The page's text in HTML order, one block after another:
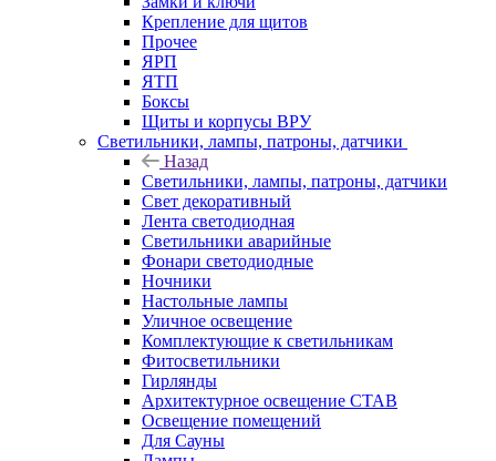
Крепление для щитов
Прочее
ЯРП
ЯТП
Боксы
Щиты и корпусы ВРУ
Светильники, лампы, патроны, датчики
Назад
Светильники, лампы, патроны, датчики
Свет декоративный
Лента светодиодная
Светильники аварийные
Фонари светодиодные
Ночники
Настольные лампы
Уличное освещение
Комплектующие к светильникам
Фитосветильники
Гирлянды
Архитектурное освещение СТАВ
Освещение помещений
Для Сауны